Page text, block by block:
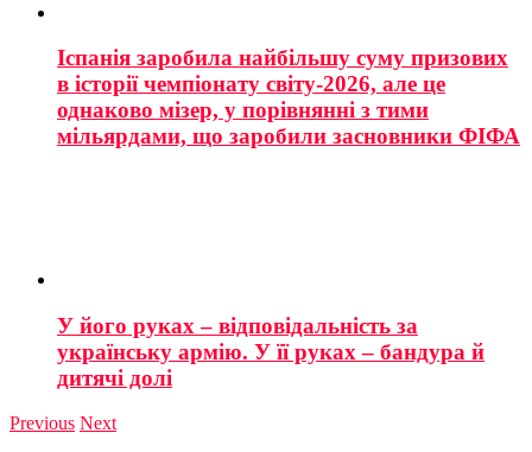
Іспанія заробила найбільшу суму призових
в історії чемпіонату світу-2026, але це
однаково мізер, у порівнянні з тими
мільярдами, що заробили засновники ФІФА
У його руках – відповідальність за
українську армію. У її руках – бандура й
дитячі долі
Previous Next